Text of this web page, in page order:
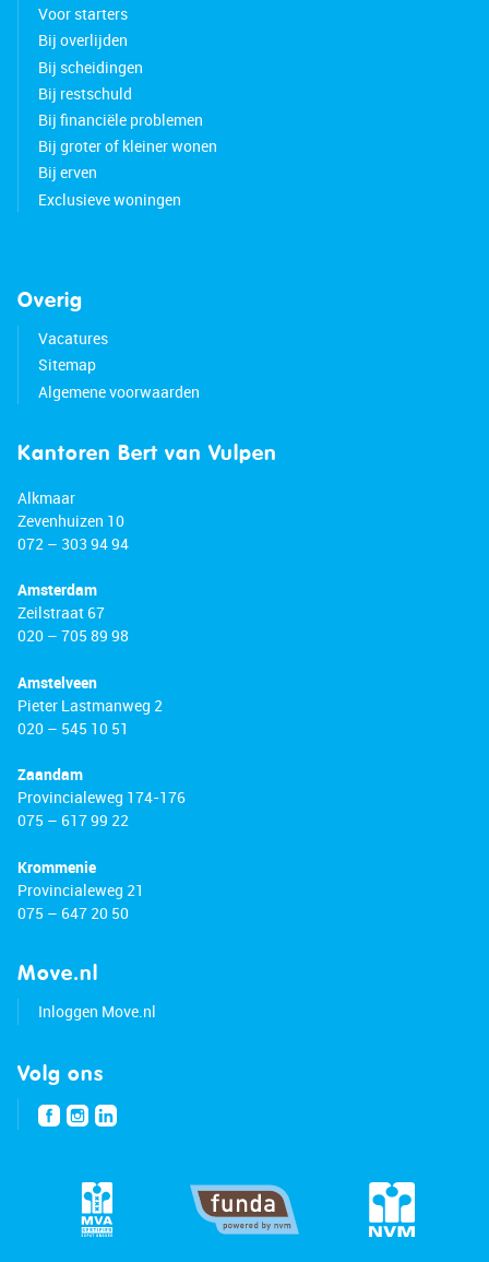
Voor starters
Bij overlijden
Bij scheidingen
Bij restschuld
Bij financiële problemen
Bij groter of kleiner wonen
Bij erven
Exclusieve woningen
Overig
Vacatures
Sitemap
Algemene voorwaarden
Kantoren Bert van Vulpen
Alkmaar
Zevenhuizen 10
072 – 303 94 94
Amsterdam
Zeilstraat 67
020 – 705 89 98
Amstelveen
Pieter Lastmanweg 2
020 – 545 10 51
Zaandam
Provincialeweg 174-176
075 – 617 99 22
Krommenie
Provincialeweg 21
075 – 647 20 50
Move.nl
Inloggen Move.nl
Volg ons